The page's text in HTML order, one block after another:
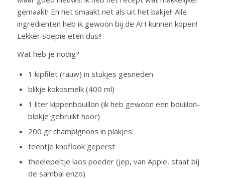
gemaakt! En het smaakt net als uit het bakje!! Alle
ingrediënten heb ik gewoon bij de AH kunnen kopen!
Lekker soepie eten dus!!
Wat heb je nodig?
1 kipfilet (rauw) in stukjes gesneden
blikje kokosmelk (400 ml)
1 liter kippenbouillon (ik heb gewoon een bouiilon-
blokje gebruikt hoor)
200 gr champignons in plakjes
teentje knoflook geperst
theelepeltje laos poeder (jep, van Appie, staat bij
de sambal enzo)